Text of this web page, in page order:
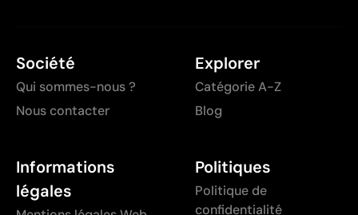
Société
Qui sommes-nous ?
Nous contacter
Explorer
Catégorie A-Z
Blog
Informations
légales
Politiques
Politique de
confidentialité